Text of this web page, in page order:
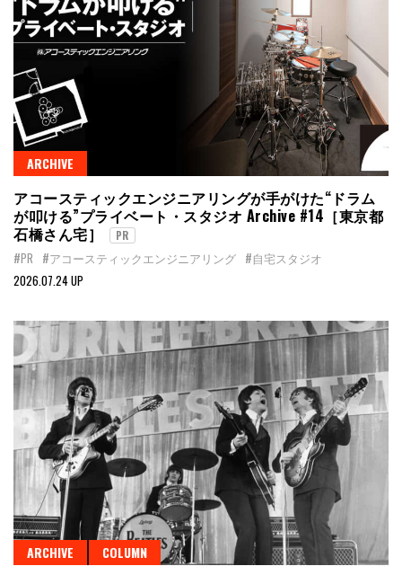
ARCHIVE
アコースティックエンジニアリングが手がけた“ドラム
が叩ける”プライベート・スタジオ Archive #14［東京都
石橋さん宅］
PR
#PR #アコースティックエンジニアリング #自宅スタジオ
2026.07.24 UP
ARCHIVE COLUMN